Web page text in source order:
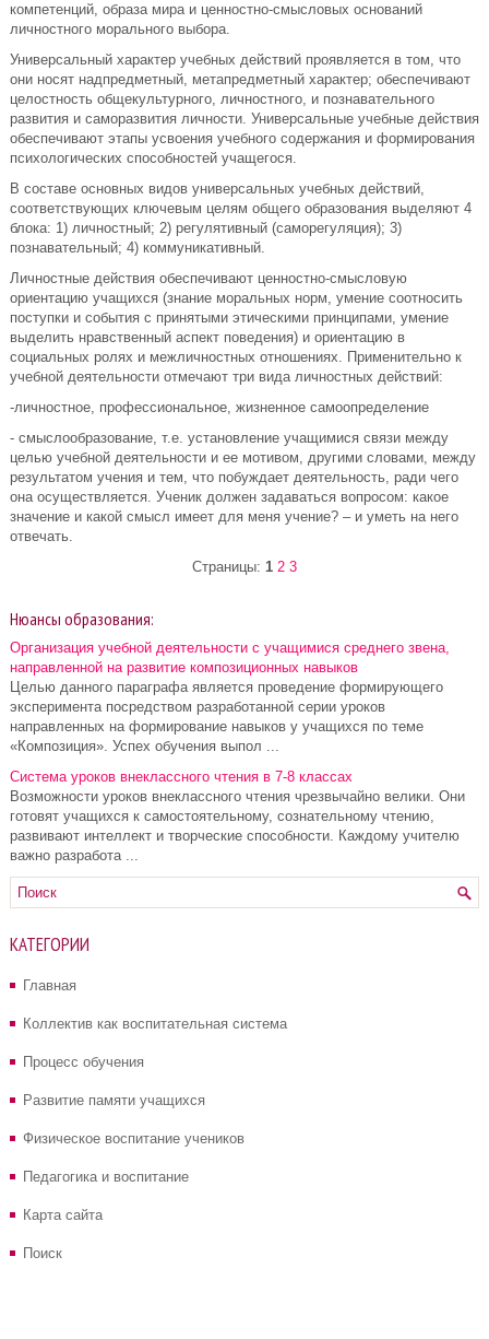
компетенций, образа мира и ценностно-смысловых оснований
личностного морального выбора.
Универсальный характер учебных действий проявляется в том, что
они носят надпредметный, метапредметный характер; обеспечивают
целостность общекультурного, личностного, и познавательного
развития и саморазвития личности. Универсальные учебные действия
обеспечивают этапы усвоения учебного содержания и формирования
психологических способностей учащегося.
В составе основных видов универсальных учебных действий,
соответствующих ключевым целям общего образования выделяют 4
блока: 1) личностный; 2) регулятивный (саморегуляция); 3)
познавательный; 4) коммуникативный.
Личностные действия обеспечивают ценностно-смысловую
ориентацию учащихся (знание моральных норм, умение соотносить
поступки и события с принятыми этическими принципами, умение
выделить нравственный аспект поведения) и ориентацию в
социальных ролях и межличностных отношениях. Применительно к
учебной деятельности отмечают три вида личностных действий:
-личностное, профессиональное, жизненное самоопределение
- смыслообразование, т.е. установление учащимися связи между
целью учебной деятельности и ее мотивом, другими словами, между
результатом учения и тем, что побуждает деятельность, ради чего
она осуществляется. Ученик должен задаваться вопросом: какое
значение и какой смысл имеет для меня учение? – и уметь на него
отвечать.
Страницы: 1 2 3
Нюансы образования:
Организация учебной деятельности с учащимися среднего звена,
направленной на развитие композиционных навыков
Целью данного параграфа является проведение формирующего
эксперимента посредством разработанной серии уроков
направленных на формирование навыков у учащихся по теме
«Композиция». Успех обучения выпол ...
Система уроков внеклассного чтения в 7-8 классах
Возможности уроков внеклассного чтения чрезвычайно велики. Они
готовят учащихся к самостоятельному, сознательному чтению,
развивают интеллект и творческие способности. Каждому учителю
важно разработа ...
КАТЕГОРИИ
Главная
Коллектив как воспитательная система
Процесс обучения
Развитие памяти учащихся
Физическое воспитание учеников
Педагогика и воспитание
Карта сайта
Поиск